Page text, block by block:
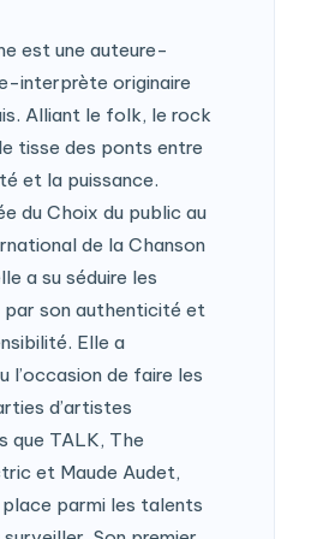
est une auteure-
interprète originaire
Alliant le folk, le rock
tisse des ponts entre
et la puissance.
du Choix du public au
de la Chanson
a su séduire les
son authenticité et
Elle a
l’occasion de faire les
d’artistes
que TALK, The
et Maude Audet,
parmi les talents